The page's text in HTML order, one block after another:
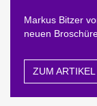
Markus Bitzer
neuen
ZUM ARTIKEL